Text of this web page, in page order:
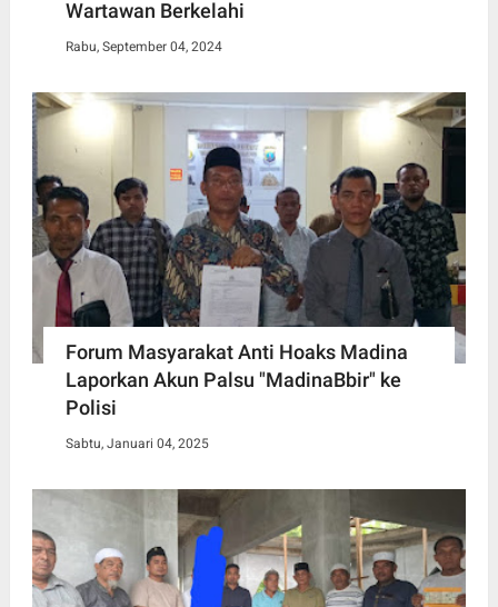
Wartawan Berkelahi
Rabu, September 04, 2024
Forum Masyarakat Anti Hoaks Madina
Laporkan Akun Palsu "MadinaBbir" ke
Polisi
Sabtu, Januari 04, 2025